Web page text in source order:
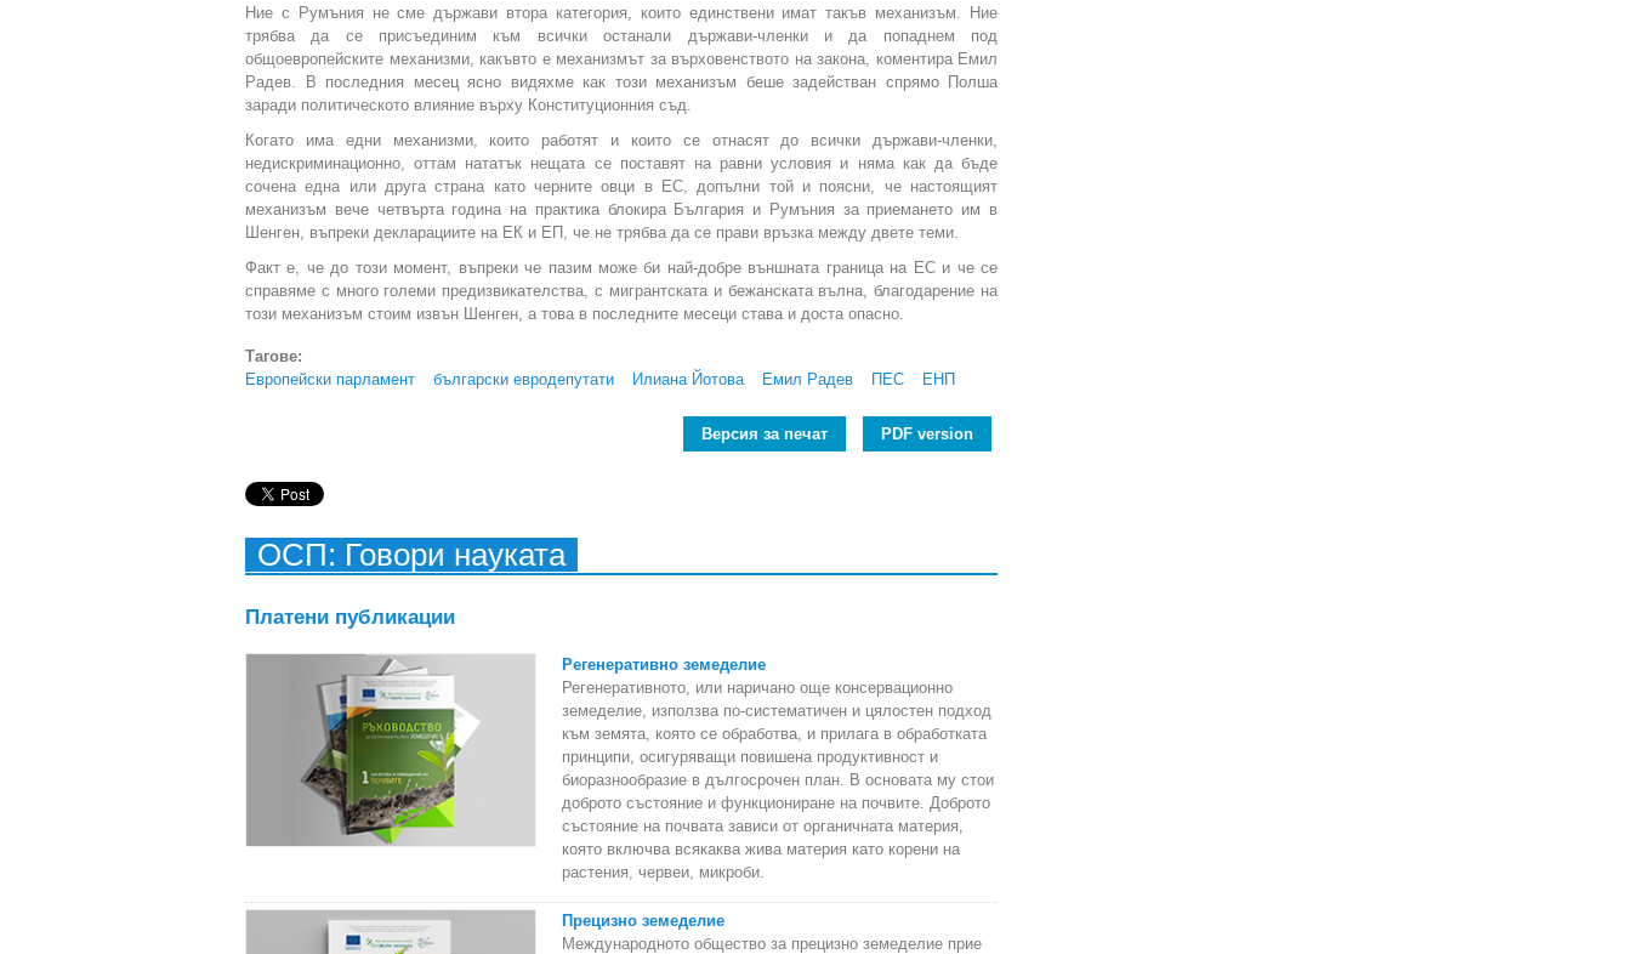
Ние с Румъния не сме държави втора категория, които единствени имат такъв механизъм. Ние
трябва да се присъединим към всички останали държави-членки и да попаднем под
общоевропейските механизми, какъвто е механизмът за върховенството на закона, коментира Емил
Радев. В последния месец ясно видяхме как този механизъм беше задействан спрямо Полша
заради политическото влияние върху Конституционния съд.
Когато има едни механизми, които работят и които се отнасят до всички държави-членки,
недискриминационно, оттам нататък нещата се поставят на равни условия и няма как да бъде
сочена една или друга страна като черните овци в ЕС, допълни той и поясни, че настоящият
механизъм вече четвърта година на практика блокира България и Румъния за приемането им в
Шенген, въпреки декларациите на ЕК и ЕП, че не трябва да се прави връзка между двете теми.
Факт е, че до този момент, въпреки че пазим може би най-добре външната граница на ЕС и че се
справяме с много големи предизвикателства, с мигрантската и бежанската вълна, благодарение на
този механизъм стоим извън Шенген, а това в последните месеци става и доста опасно.
Тагове:
Европейски парламент
български евродепутати Илиана Йотова Емил Радев ПЕС ЕНП
Версия за печат PDF version
ОСП: Говори науката
Платени публикации
Регенеративно земеделие
Регенеративното, или наричано още консервационно
земеделие, използва по-систематичен и цялостен подход
към земята, която се обработва, и прилага в обработката
принципи, осигуряващи повишена продуктивност и
биоразнообразие в дългосрочен план. В основата му стои
доброто състояние и функциониране на почвите. Доброто
състояние на почвата зависи от органичната материя,
която включва всякаква жива материя като корени на
растения, червеи, микроби.
Прецизно земеделие
Международното общество за прецизно земеделие прие